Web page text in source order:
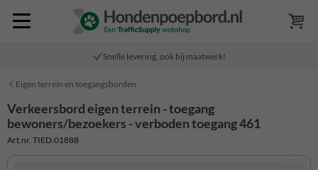
Snelle levering, ook bij maatwerk!
Eigen terrein en toegangsborden
Verkeersbord eigen terrein - toegang
bewoners/bezoekers - verboden toegang 461
Art.nr. TIED.01888